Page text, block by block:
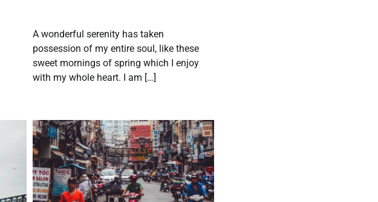
A wonderful serenity has taken
possession of my entire soul, like these
sweet mornings of spring which I enjoy
with my whole heart. I am […]